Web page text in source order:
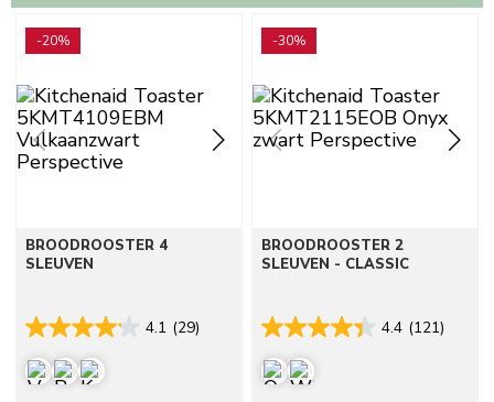
-20%
BROODROOSTER 4
SLEUVEN
4.1 (29)
-30%
BROODROOSTER 2
SLEUVEN - CLASSIC
4.4 (121)